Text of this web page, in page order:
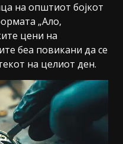
на општиот бојкот
„Ало,
цени на
беа повикани да се
на целиот ден.